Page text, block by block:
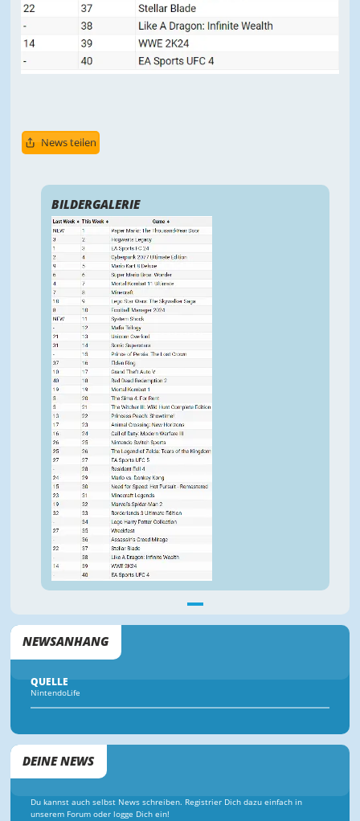
News teilen
NEWSANHANG
QUELLE
NintendoLife
DEINE NEWS
Du kannst auch selbst News schreiben. Registrier Dich dazu einfach in
unserem Forum oder logge Dich ein!